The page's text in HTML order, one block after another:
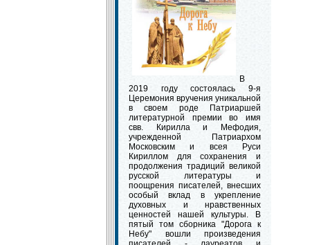
В
2019 году состоялась 9-я
Церемония вручения уникальной
в своем роде Патриаршей
литературной премии во имя
свв. Кирилла и Мефодия,
учрежденной Патриархом
Московским и всея Руси
Кириллом для сохранения и
продолжения традиций великой
русской литературы и
поощрения писателей, внесших
особый вклад в укрепление
духовных и нравственных
ценностей нашей культуры. В
пятый том сборника "Дорога к
Небу" вошли произведения